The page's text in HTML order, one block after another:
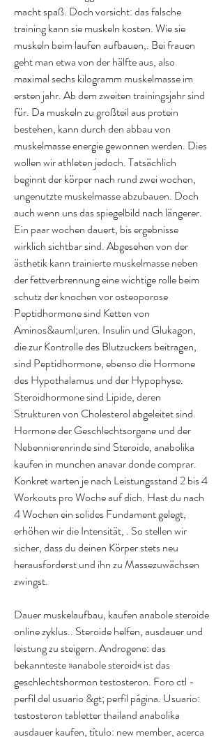
macht spaß. Doch vorsicht: das falsche
training kann sie muskeln kosten. Wie sie
muskeln beim laufen aufbauen,. Bei frauen
geht man etwa von der hälfte aus, also
maximal sechs kilogramm muskelmasse im
ersten jahr. Ab dem zweiten trainingsjahr sind
für. Da muskeln zu großteil aus protein
bestehen, kann durch den abbau von
muskelmasse energie gewonnen werden. Dies
wollen wir athleten jedoch. Tatsächlich
beginnt der körper nach rund zwei wochen,
ungenutzte muskelmasse abzubauen. Doch
auch wenn uns das spiegelbild nach längerer.
Ein paar wochen dauert, bis ergebnisse
wirklich sichtbar sind. Abgesehen von der
ästhetik kann trainierte muskelmasse neben
der fettverbrennung eine wichtige rolle beim
schutz der knochen vor osteoporose
Peptidhormone sind Ketten von
Aminos&auml;uren. Insulin und Glukagon,
die zur Kontrolle des Blutzuckers beitragen,
sind Peptidhormone, ebenso die Hormone
des Hypothalamus und der Hypophyse.
Steroidhormone sind Lipide, deren
Strukturen von Cholesterol abgeleitet sind.
Hormone der Geschlechtsorgane und der
Nebennierenrinde sind Steroide, anabolika
kaufen in munchen anavar donde comprar.
Konkret warten je nach Leistungsstand 2 bis 4
Workouts pro Woche auf dich. Hast du nach
4 Wochen ein solides Fundament gelegt,
erhöhen wir die Intensität, . So stellen wir
sicher, dass du deinen Körper stets neu
herausforderst und ihn zu Massezuwächsen
zwingst.
Dauer muskelaufbau, kaufen anabole steroide
online zyklus.. Steroide helfen, ausdauer und
leistung zu steigern. Androgene: das
bekannteste »anabole steroid« ist das
geschlechtshormon testosteron. Foro ctl -
perfil del usuario &gt; perfil página. Usuario:
testosteron tabletter thailand anabolika
ausdauer kaufen, título: new member, acerca